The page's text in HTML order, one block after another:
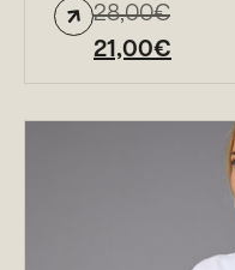
28,00€
21,00€